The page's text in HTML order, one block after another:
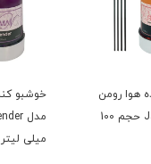
هوا رومن
مدل Jasmin حجم 100
خوشبو
میلی لیتر